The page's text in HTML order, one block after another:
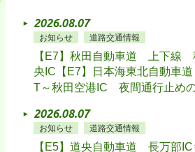
2026.08.07
お知らせ 道路交通情報
【E7】秋田自動車道 上下線
央IC【E7】日本海東北自動
T～秋田空港IC 夜間通行止め
2026.08.07
お知らせ 道路交通情報
【E5】道央自動車道 長万部